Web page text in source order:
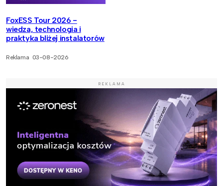
FoxESS Tour 2026 -
wiedza, technologia i
praktyka bliżej instalatorów
Reklama 03-08-2026
REKLAMA